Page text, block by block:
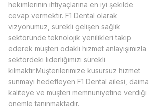
hekimlerinin ihtiyaçlarına en iyi şekilde
cevap vermektir. F1 Dental olarak
vizyonumuz, sürekli gelişen sağlık
sektöründe teknolojik yenilikleri takip
ederek müşteri odaklı hizmet anlayışımızla
sektördeki liderliğimizi sürekli
kılmaktır.Müşterilerimize kusursuz hizmet
sunmayı hedefleyen F1 Dental ailesi, daima
kaliteye ve müşteri memnuniyetine verdiği
önemle tanınmaktadır.